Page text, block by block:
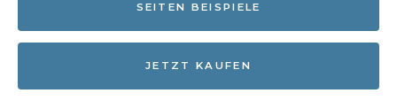
SEITEN BEISPIELE
JETZT KAUFEN